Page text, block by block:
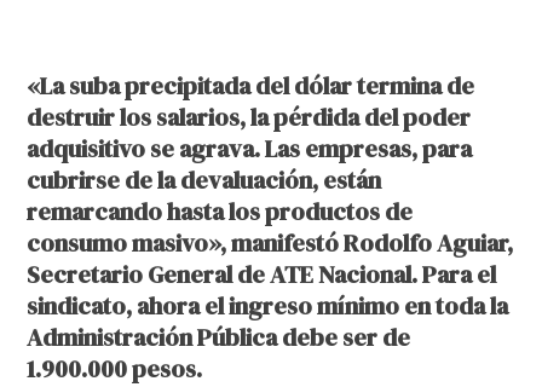
«La suba precipitada del dólar termina de
destruir los salarios, la pérdida del poder
adquisitivo se agrava. Las empresas, para
cubrirse de la devaluación, están
remarcando hasta los productos de
consumo masivo», manifestó Rodolfo Aguiar,
Secretario General de ATE Nacional. Para el
sindicato, ahora el ingreso mínimo en toda la
Administración Pública debe ser de
1.900.000 pesos.